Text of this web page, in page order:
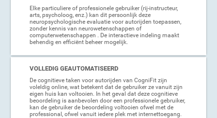
Elke particuliere of professionele gebruiker (rij-instructeur,
arts, psycholoog, enz.) kan dit persoonlijk deze
neuropsychologische evaluatie voor autorijden toepassen,
zonder kennis van neurowetenschappen of
computerwetenschappen . De interactieve indeling maakt
behendig en efficiënt beheer mogelijk.
VOLLEDIG GEAUTOMATISEERD
De cognitieve taken voor autorijden van CogniFit zijn
voleldig online, wat betekent dat de gebruiker ze vanuit zijn
eigen huis kan voltooien. In het geval dat deze cognitieve
beoordeling is aanbevolen door een professionele gebruiker,
kan de gebruiker de beoordeling voltooien ofwel met de
professional, ofwel vanuit iedere plek met internettoegang.